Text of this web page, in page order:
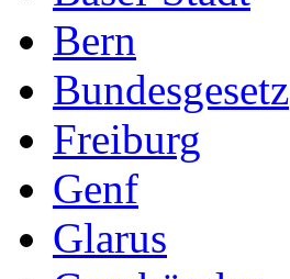
Bern
Bundesgesetz
Freiburg
Genf
Glarus